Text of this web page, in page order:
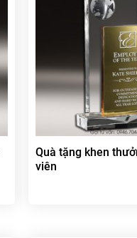
Quà tặng khen
viên